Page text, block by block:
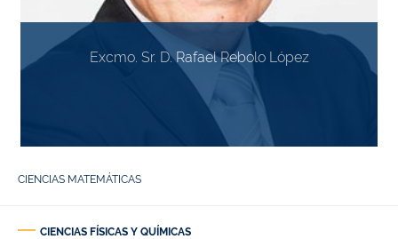
Excmo. Sr. D. Rafael Rebolo López
CIENCIAS MATEMÁTICAS
CIENCIAS FÍSICAS Y QUÍMICAS